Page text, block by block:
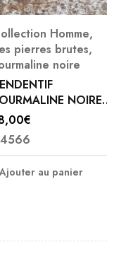
Homme,
brutes,
noire
NOIRE
BELIERE METAL
au panier